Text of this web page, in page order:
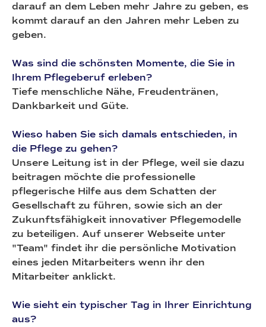
darauf an dem Leben mehr Jahre zu geben, es
kommt darauf an den Jahren mehr Leben zu
geben.
Was sind die schönsten Momente, die Sie in
Ihrem Pflegeberuf erleben?
Tiefe menschliche Nähe, Freudentränen,
Dankbarkeit und Güte.
Wieso haben Sie sich damals entschieden, in
die Pflege zu gehen?
Unsere Leitung ist in der Pflege, weil sie dazu
beitragen möchte die professionelle
pflegerische Hilfe aus dem Schatten der
Gesellschaft zu führen, sowie sich an der
Zukunftsfähigkeit innovativer Pflegemodelle
zu beteiligen. Auf unserer Webseite unter
"Team" findet ihr die persönliche Motivation
eines jeden Mitarbeiters wenn ihr den
Mitarbeiter anklickt.
Wie sieht ein typischer Tag in Ihrer Einrichtung
aus?